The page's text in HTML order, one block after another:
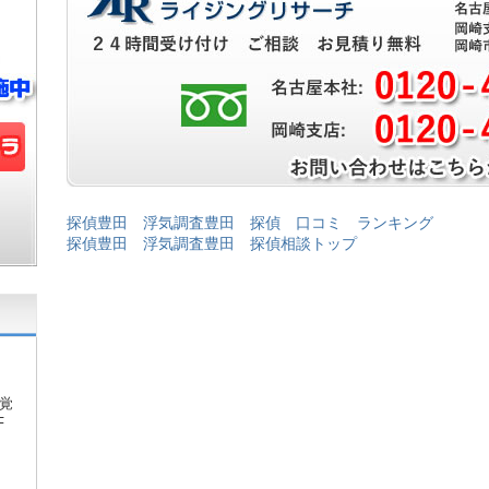
探偵豊田 浮気調査豊田 探偵 口コミ ランキング
探偵豊田 浮気調査豊田 探偵相談トップ